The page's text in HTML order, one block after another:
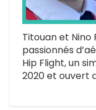
Titouan et Nino
passionnés
Hip Flight, un
2020 et ouvert